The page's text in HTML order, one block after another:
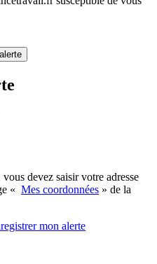
devez saisir votre adresse
« Mes coordonnées » de la
mon alerte